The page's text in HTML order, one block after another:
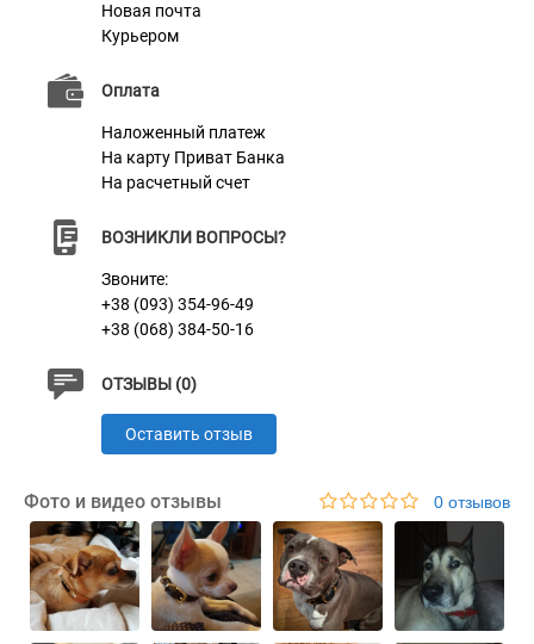
Новая почта
Курьером
Оплата
Наложенный платеж
На карту Приват Банка
На расчетный счет
ВОЗНИКЛИ ВОПРОСЫ?
Звоните:
+38 (093) 354-96-49
+38 (068) 384-50-16
ОТЗЫВЫ (0)
Оставить отзыв
Фото и видео отзывы 0 отзывов